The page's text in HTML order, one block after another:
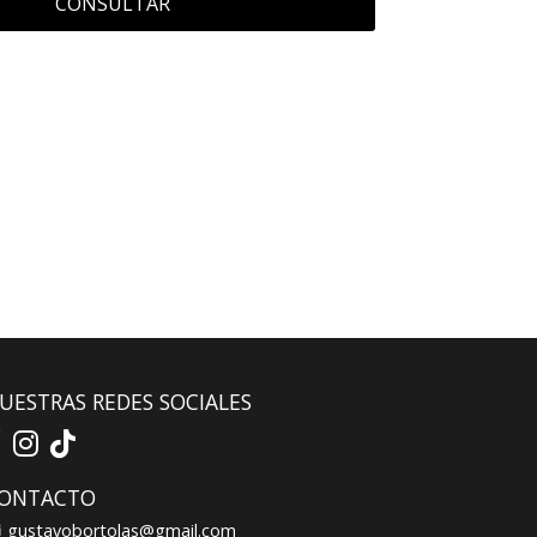
REDES SOCIALES
gustavobortolas@gmail.com